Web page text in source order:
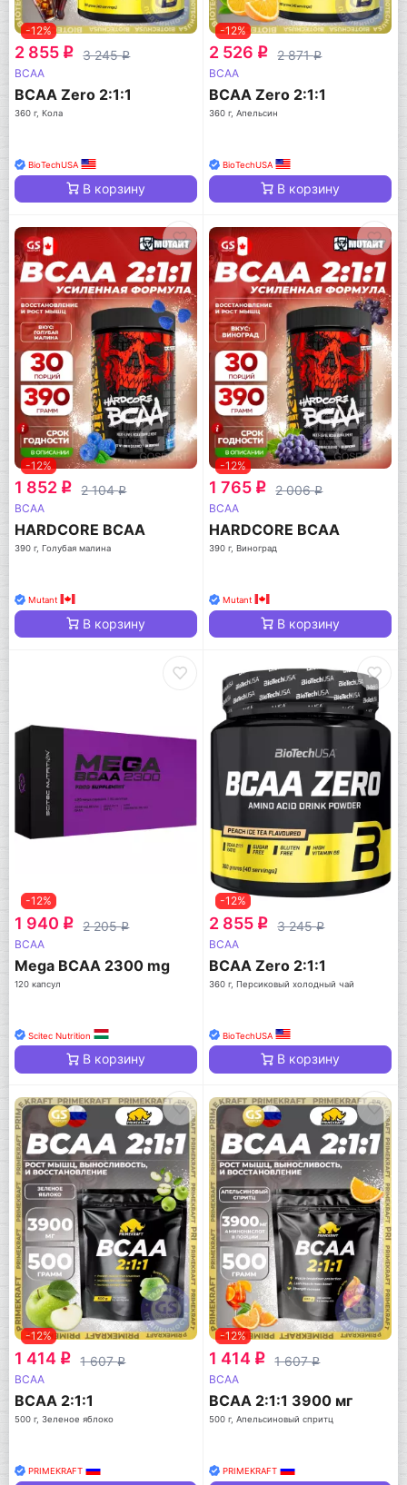
-12%
2 855 q 3 245q
BCAA
BCAA Zero 2:1:1
360 г, Кола
BioTechUSA
В корзину
-12%
2 526 q 2 871q
BCAA
BCAA Zero 2:1:1
360 г, Апельсин
BioTechUSA
В корзину
-12%
1 852 q 2 104q
BCAA
HARDCORE BCAA
390 г, Голубая малина
Mutant
В корзину
-12%
1 765 q 2 006q
BCAA
HARDCORE BCAA
390 г, Виноград
Mutant
В корзину
-12%
1 940 q 2 205q
BCAA
Mega BCAA 2300 mg
120 капсул
Scitec Nutrition
В корзину
-12%
2 855 q 3 245q
BCAA
BCAA Zero 2:1:1
360 г, Персиковый холодный чай
BioTechUSA
В корзину
-12%
1 414 q 1 607q
BCAA
BCAA 2:1:1
500 г, Зеленое яблоко
PRIMEKRAFT
-12%
1 414 q 1 607q
BCAA
BCAA 2:1:1 3900 мг
500 г, Апельсиновый спритц
PRIMEKRAFT